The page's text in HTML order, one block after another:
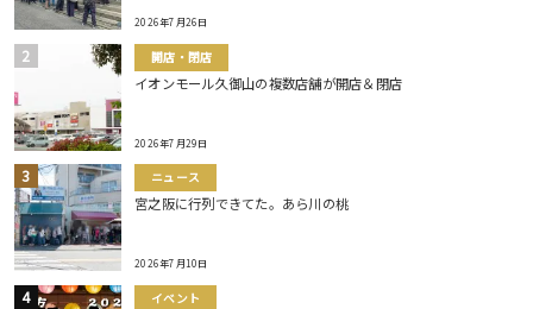
2026年7月26日
開店・閉店
イオンモール久御山の複数店舗が開店＆閉店
2026年7月29日
ニュース
宮之阪に行列できてた。あら川の桃
2026年7月10日
イベント